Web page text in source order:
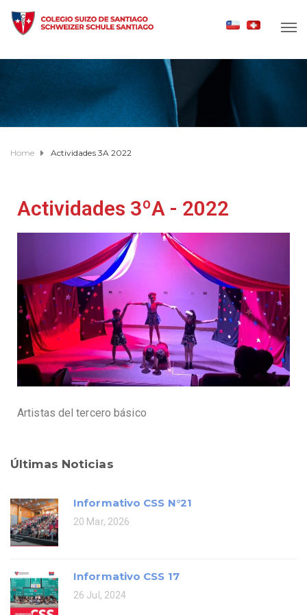
Home Actividades 3A 2022
Actividades 3ºA - 2022
Artistas del tercero básico
Últimas Noticias
Informativo CSS N°21
20 Mar, 2026
Informativo CSS 17
26 Jul, 2024